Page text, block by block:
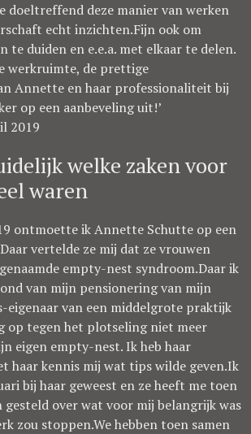
doeltreffend deze manier van werken
echt inzichten.Fijn ook om
te duiden en e.e.a. met elkaar te delen.
werkruimte, de prettige
Annette en haar professionaliteit bij
op een aanbeveling uit!’
2019
welke zaken voor
waren
ontmoette ik Annette Schutte op een
vertelde ze mij dat ze vrouwen
empty-nest syndroom.Daar ik
van mijn pensionering van mijn
eigenaar van een middelgrote praktijk
op tegen het plotseling niet meer
eigen empty-nest. Ik heb haar
haar kennis mij wat tips wilde geven.Ik
bij haar geweest en ze heeft me toen
gesteld over wat voor mij belangrijk was
zou stoppen.We hebben toen samen